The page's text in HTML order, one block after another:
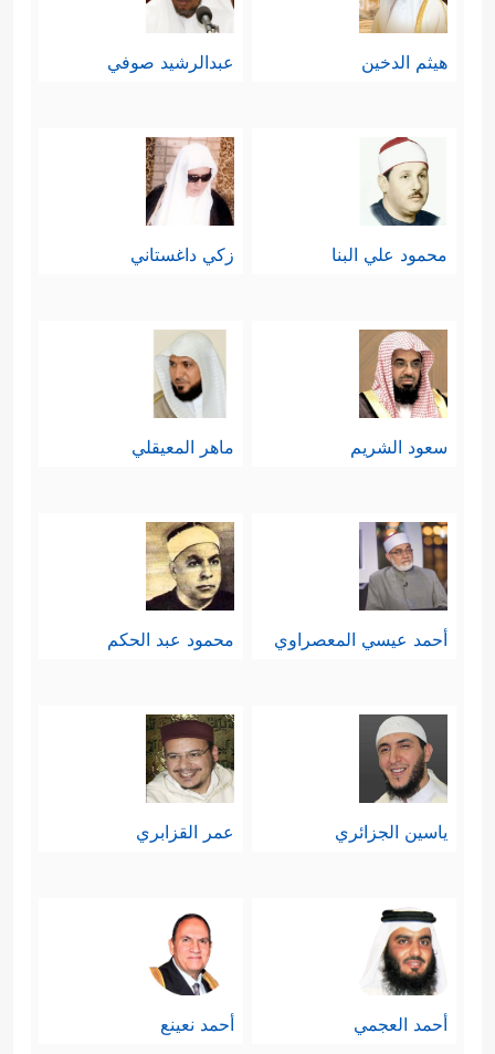
هيثم الدخين عبدالرشيد صوفي
محمود علي البنا زكي داغستاني
سعود الشريم ماهر المعيقلي
أحمد عيسي المعصراوي محمود عبد الحكم
ياسين الجزائري عمر القزابري
أحمد العجمي أحمد نعينع